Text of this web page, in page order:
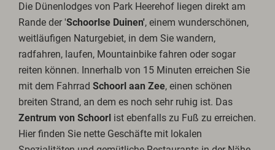
Die Dünenlodges von Park Heerehof liegen direkt am
Rande der 'Schoorlse Duinen', einem wunderschönen,
weitläufigen Naturgebiet, in dem Sie wandern,
radfahren, laufen, Mountainbike fahren oder sogar
reiten können. Innerhalb von 15 Minuten erreichen Sie
mit dem FahrradSchoorl aan Zee, einen schönen
breiten Strand, an dem es noch sehr ruhig ist. Das
Zentrum von Schoorl ist ebenfalls zu Fuß zu erreichen.
Hier finden Sie nette Geschäfte mit lokalen